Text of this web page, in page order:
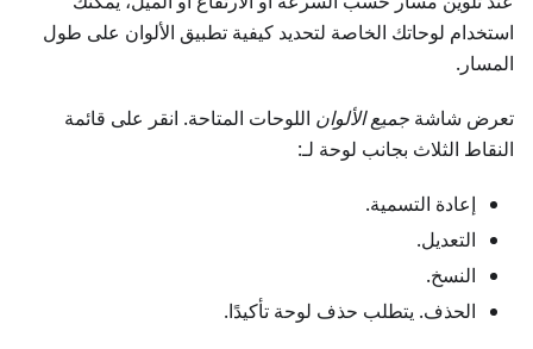
استخدام لوحاتك الخاصة لتحديد كيفية تطبيق الألوان على طول
المسار.
تعرض شاشة جميع الألوان اللوحات المتاحة. انقر على قائمة
النقاط الثلاث بجانب لوحة لـ:
إعادة التسمية.
التعديل.
النسخ.
الحذف. يتطلب حذف لوحة تأكيدًا.